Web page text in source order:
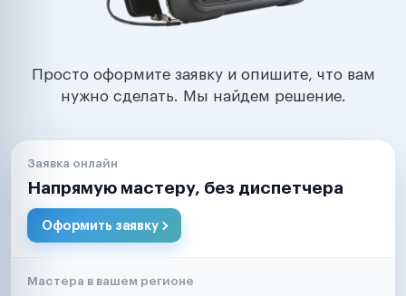
Просто оформите заявку и опишите, что вам
нужно сделать. Мы найдем решение.
Заявка онлайн
Напрямую мастеру, без диспетчера
Оформить заявку
Мастера в вашем регионе